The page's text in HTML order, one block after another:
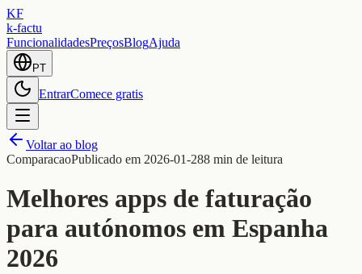
KF
k-factu
FuncionalidadesPreçosBlogAjuda
PT
EntrarComece gratis
Voltar ao blog
ComparacaoPublicado em 2026-01-288 min de leitura
Melhores apps de faturação
para autónomos em Espanha
2026